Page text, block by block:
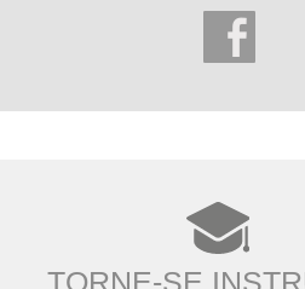
TORNE-SE